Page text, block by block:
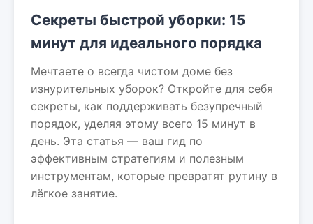
Секреты быстрой уборки: 15
минут для идеального порядка
Мечтаете о всегда чистом доме без
изнурительных уборок? Откройте для себя
секреты, как поддерживать безупречный
порядок, уделяя этому всего 15 минут в
день. Эта статья — ваш гид по
эффективным стратегиям и полезным
инструментам, которые превратят рутину в
лёгкое занятие.